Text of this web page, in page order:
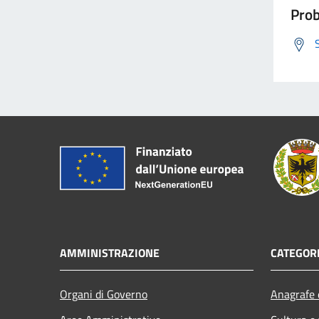
AMMINISTRAZIONE
Organi di Governo